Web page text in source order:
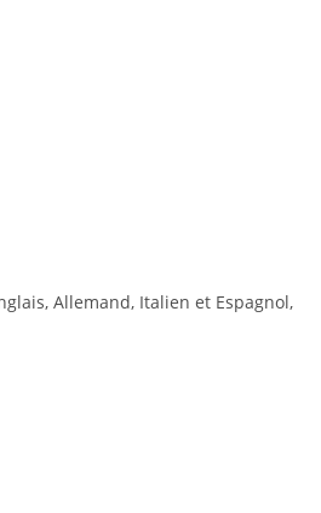
Allemand, Italien et Espagnol,